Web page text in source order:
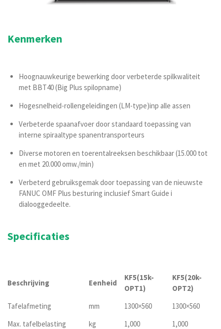
Kenmerken
Hoognauwkeurige bewerking door verbeterde spilkwaliteit
met BBT40 (Big Plus spilopname)
Hogesnelheid-rollengeleidingen (LM-type)inp alle assen
Verbeterde spaanafvoer door standaard toepassing van
interne spiraaltype spanentransporteurs
Diverse motoren en toerentalreeksen beschikbaar (15.000 tot
en met 20.000 omw./min)
Verbeterd gebruiksgemak door toepassing van de nieuwste
FANUC OMF Plus besturing inclusief Smart Guide i
dialooggedeelte.
Specificaties
Beschrijving Eenheid
KF5(15k-
OPT1)
KF5(20k-
OPT2)
Tafelafmeting
mm 1300×560
1300×560
Max. tafelbelasting
kg 1,000
1,000